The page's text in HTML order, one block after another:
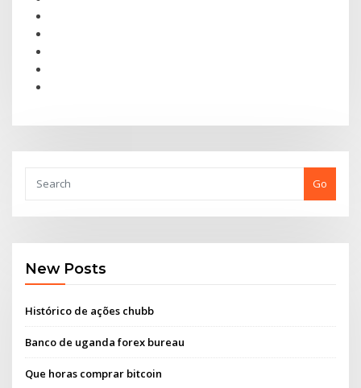
Go
New Posts
Histórico de ações chubb
Banco de uganda forex bureau
Que horas comprar bitcoin